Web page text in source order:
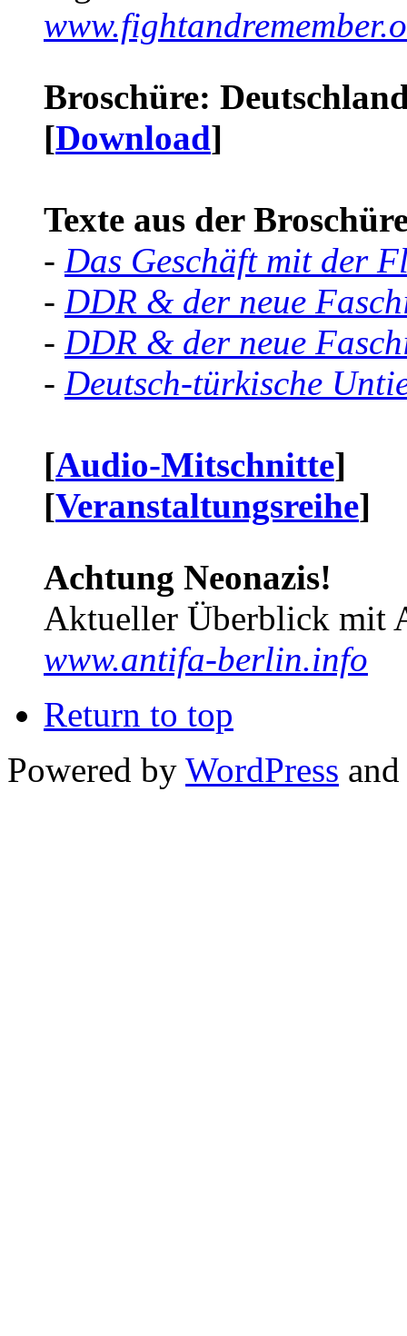
Broschüre:
[Download]
Texte aus der
- Das Geschäft mit der
- DDR & der neue
- DDR & der neue
- Deutsch-türkische
[Audio-Mitschnitte]
[Veranstaltungsreihe]
Achtung Neonazis!
Aktueller Überblick mit
www.antifa-berlin.info
Return to top
Powered by WordPress